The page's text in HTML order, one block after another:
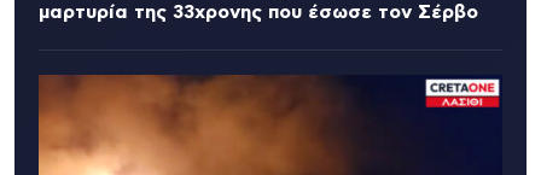
μαρτυρία της 33χρονης που έσωσε τον Σέρβο